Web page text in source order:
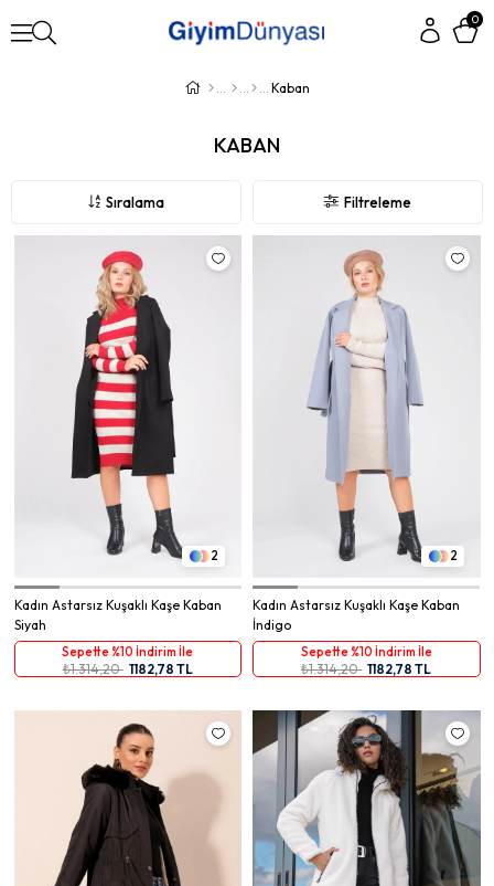
0
Kaban
KABAN
Filtreleme
Sıralama
2
Kadın Astarsız Kuşaklı Kaşe Kaban
Siyah
Sepette %10 İndirim İle
₺1.314,20 1182,78 TL
2
Kadın Astarsız Kuşaklı Kaşe Kaban
İndigo
Sepette %10 İndirim İle
₺1.314,20 1182,78 TL